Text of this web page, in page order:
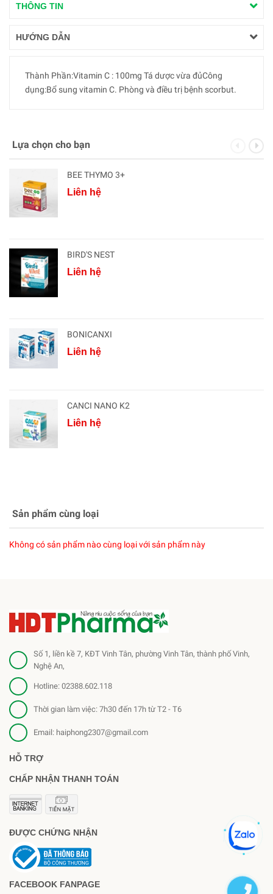
THÔNG TIN
HƯỚNG DẪN
Thành Phần:Vitamin C : 100mg Tá dược vừa đủCông
dụng:Bổ sung vitamin C. Phòng và điều trị bệnh scorbut.
Lựa chọn cho bạn
BEE THYMO 3+
Liên hệ
BIRD'S NEST
Liên hệ
BONICANXI
Liên hệ
CANCI NANO K2
Liên hệ
Sản phẩm cùng loại
Không có sản phẩm nào cùng loại với sản phẩm này
Số 1, liền kề 7, KĐT Vinh Tân, phường Vinh Tân, thành phố Vinh,
Nghệ An,
Hotline: 02388.602.118
Thời gian làm việc: 7h30 đến 17h từ T2 - T6
Email: haiphong2307@gmail.com
HỖ TRỢ
CHẤP NHẬN THANH TOÁN
ĐƯỢC CHỨNG NHẬN
FACEBOOK FANPAGE